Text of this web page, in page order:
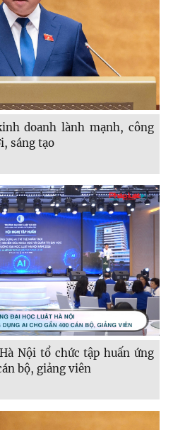
doanh lành mạnh, công
sáng tạo
Nội tổ chức tập huấn ứng
bộ, giảng viên